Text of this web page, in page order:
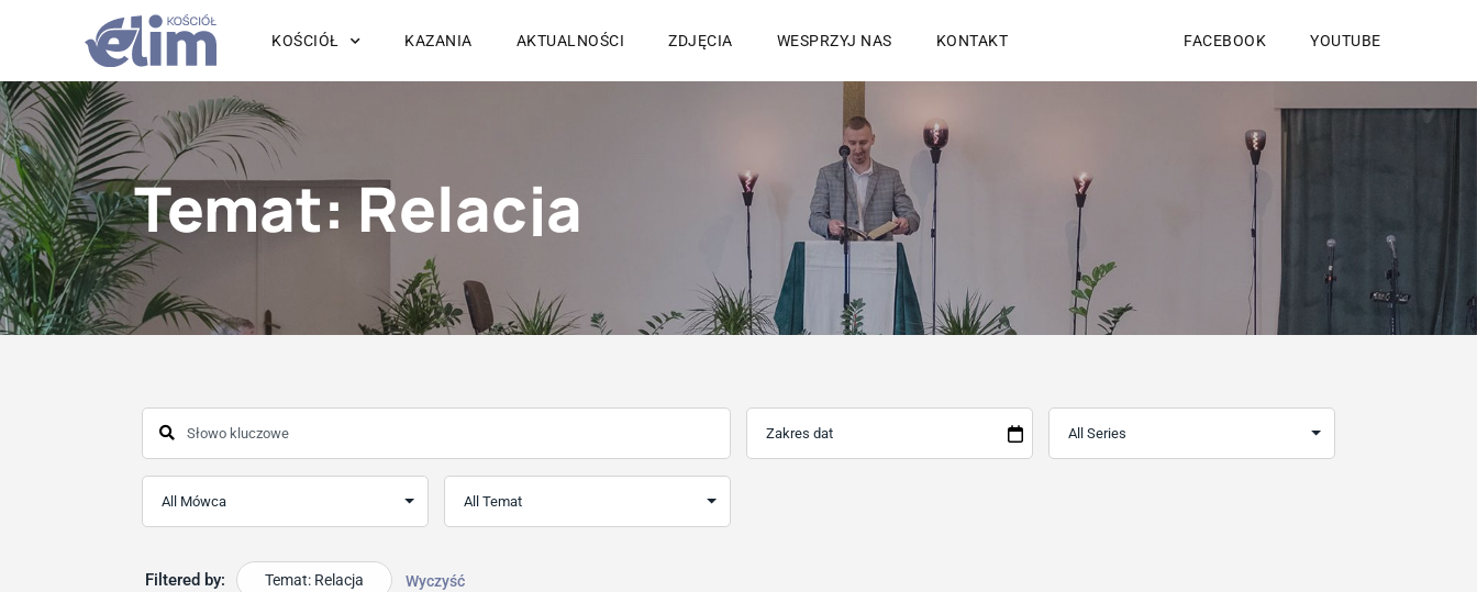
KOŚCIÓŁ KAZANIA AKTUALNOŚCI ZDJĘCIA WESPRZYJ NAS KONTAKT FACEBOOK YOUTUBE
Temat: Relacja
Filtered by: Temat: Relacja Wyczyść